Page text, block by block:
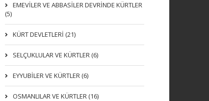
EMEVİLER VE ABBASİLER DEVRİNDE KÜRTLER
(5)
KÜRT DEVLETLERİ (21)
SELÇUKLULAR VE KÜRTLER (6)
EYYUBİLER VE KÜRTLER (6)
OSMANLILAR VE KÜRTLER (16)